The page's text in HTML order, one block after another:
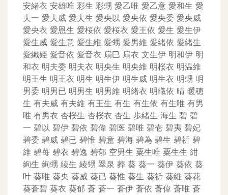
安緒衣 安雄唯 彩生 彩甥 愛乙唯 愛乙意 愛和生 愛
夫一 愛夫威 愛夫生 愛央以 愛央依 愛央委 愛央威
愛央衣 愛恩生 愛桜依 愛桜衣 愛王依 愛生 愛生伊
愛生威 愛生意 愛生維 愛甥 愛男維 愛緒依 愛緒生
愛織姫 愛音依 愛音衣 扇巳 扇衣 文生伊 明和伊 明
和衣 明夫委 明夫衣 明央生 明央維 明桜衣 明温維
明王生 明王衣 明生 明生伊 明生威 明生衣 明甥 明
男委 明男已 明男生 明男維 明緒衣 明織依 晴 暖穂
生 有夫威 有夫維 有王生 有生 有生依 有生唯 有男
唯 有男衣 杏桜生 杏桜衣 杏生 歩緒生 海生 碧 碧
一 碧以 碧伊 碧依 碧偉 碧医 碧唯 碧壱 碧夷 碧妃
碧委 碧威 碧已 碧惟 碧意 碧海 碧為 碧生 碧祈 碧
維 碧苺 碧衣 碧逸 碧郁 空男生 粟生唯 粟生生 紺
絢生 絢甥 綾生 綾甥 翠泉 葬 葵 葵一 葵伊 葵依 葵
叶 葵唯 葵央 葵威 葵已 葵惟 葵生 葵祈 葵維 葵花
葵蒼碧 葵衣 葵郁 蒼 蒼一 蒼伊 蒼依 蒼偉 蒼唯 蒼